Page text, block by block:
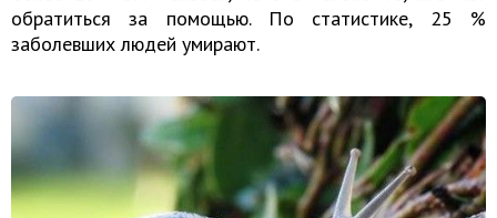
обратиться за помощью. По статистике, 25 %
заболевших людей умирают.